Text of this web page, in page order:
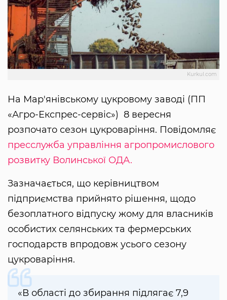
Kurkul.com
На Мар'янівському цукровому заводі (ПП
«Агро-Експрес-сервіс») 8 вересня
розпочато сезон цукроваріння. Повідомляє
пресслужба управління агропромислового
розвитку Волинської ОДА.
Зазначається, що керівництвом
підприємства прийнято рішення, щодо
безоплатного відпуску жому для власників
особистих селянських та фермерських
господарств впродовж усього сезону
цукроваріння.
«В області до збирання підлягає 7,9